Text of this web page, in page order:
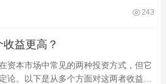
243
益更高？
资本市场中常见的两种投资方式，但它
论。以下是从多个方面对这两者收益进